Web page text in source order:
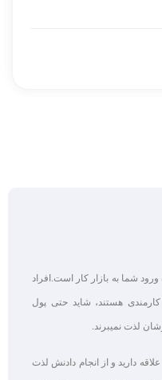
شما به بازار کار است.افراد
هستند، شاید حتی پول
لذت نمیبرند.
دارید و از انجام دادنش لذت